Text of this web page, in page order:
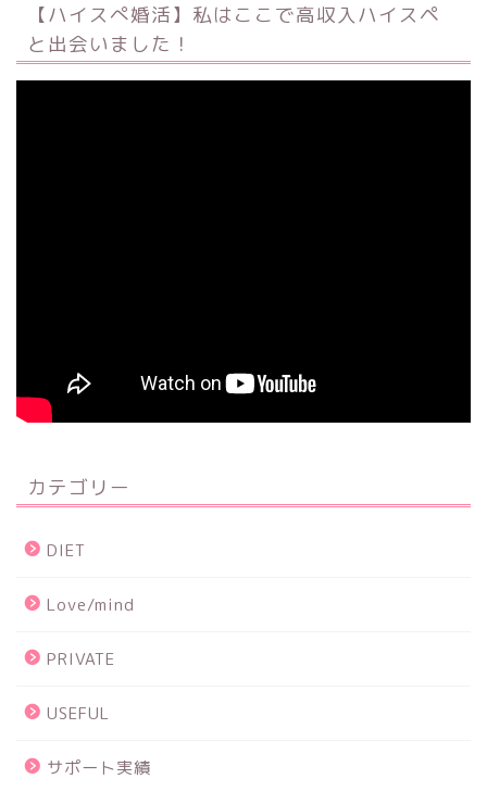
【ハイスぺ婚活】私はここで高収入ハイスペ
と出会いました！
カテゴリー
DIET
Love/mind
PRIVATE
USEFUL
サポート実績